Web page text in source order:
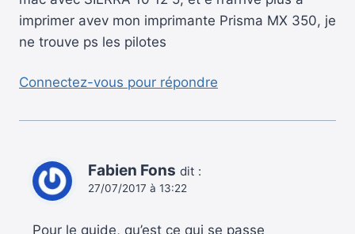
imprimer avev mon imprimante Prisma MX 350, je
ne trouve ps les pilotes
Connectez-vous pour répondre
Fabien Fons dit :
27/07/2017 à 13:22
Pour le guide, qu’est ce qui se passe